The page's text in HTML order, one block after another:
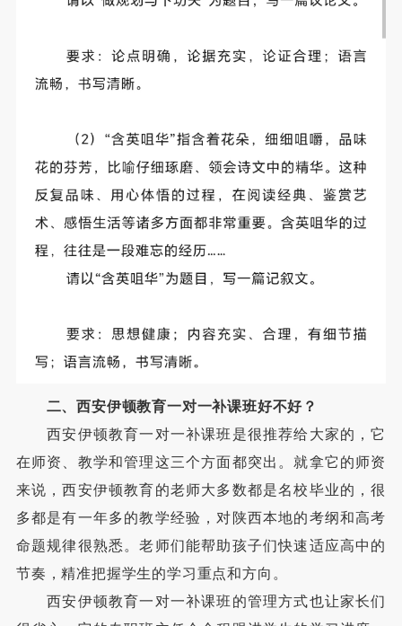
二、西安伊顿教育一对一补课班好不好？
西安伊顿教育一对一补课班是很推荐给大家的，它
在师资、教学和管理这三个方面都突出。就拿它的师资
来说，西安伊顿教育的老师大多数都是名校毕业的，很
多都是有一年多的教学经验，对陕西本地的考纲和高考
命题规律很熟悉。老师们能帮助孩子们快速适应高中的
节奏，精准把握学生的学习重点和方向。
西安伊顿教育一对一补课班的管理方式也让家长们